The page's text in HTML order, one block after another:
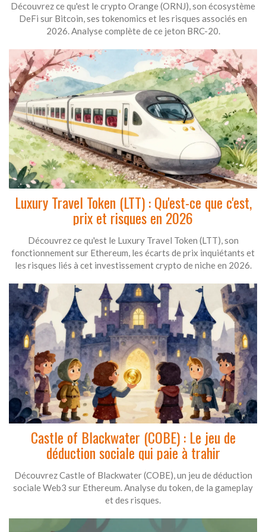
Découvrez ce qu'est le crypto Orange (ORNJ), son écosystème
DeFi sur Bitcoin, ses tokenomics et les risques associés en
2026. Analyse complète de ce jeton BRC-20.
Luxury Travel Token (LTT) : Qu'est-ce que c'est,
prix et risques en 2026
Découvrez ce qu'est le Luxury Travel Token (LTT), son
fonctionnement sur Ethereum, les écarts de prix inquiétants et
les risques liés à cet investissement crypto de niche en 2026.
Castle of Blackwater (COBE) : Le jeu de
déduction sociale qui paie à trahir
Découvrez Castle of Blackwater (COBE), un jeu de déduction
sociale Web3 sur Ethereum. Analyse du token, de la gameplay
et des risques.